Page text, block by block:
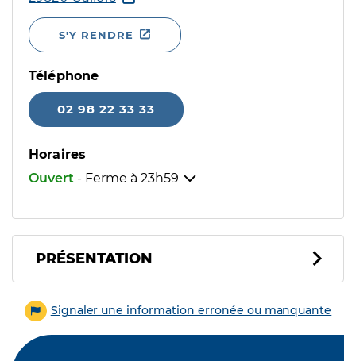
S'Y RENDRE
Téléphone
02 98 22 33 33
Horaires
Ouvert - Ferme à 23h59
PRÉSENTATION
Signaler une information erronée ou manquante